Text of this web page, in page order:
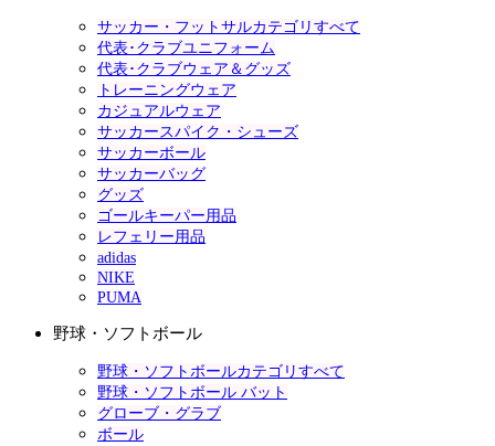
サッカー・フットサルカテゴリすべて
代表･クラブユニフォーム
代表･クラブウェア＆グッズ
トレーニングウェア
カジュアルウェア
サッカースパイク・シューズ
サッカーボール
サッカーバッグ
グッズ
ゴールキーパー用品
レフェリー用品
adidas
NIKE
PUMA
野球・ソフトボール
野球・ソフトボールカテゴリすべて
野球・ソフトボール バット
グローブ・グラブ
ボール